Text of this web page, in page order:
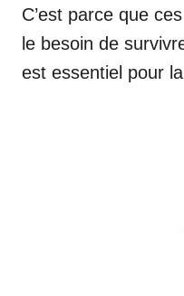
C’est parce que
le besoin de
est essentiel pour